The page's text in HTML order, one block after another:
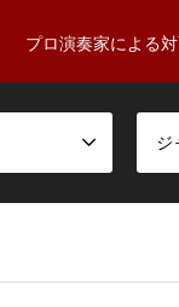
プロ演奏家による
ジ